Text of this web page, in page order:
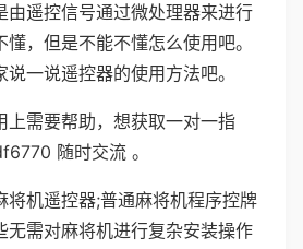
由遥控信号通过微处理器来进行
，但是不能不懂怎么使用吧。
一说遥控器的使用方法吧。
上需要帮助，想获取一对一指
随时交流 。
将机遥控器;普通麻将机程序控牌
无需对麻将机进行复杂安装操作